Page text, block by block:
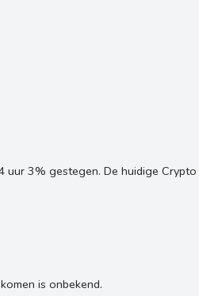
uur 3% gestegen. De huidige
is onbekend.